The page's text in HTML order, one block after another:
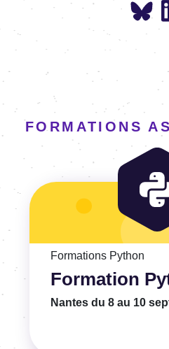
FORMATIONS
Formations Python
Formation
Nantes du 8 au 10
Voir la Formation Python